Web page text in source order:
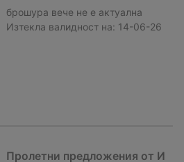
брошура вече не е актуална
Изтекла валидност на: 14-06-26
Пролетни предложения от И